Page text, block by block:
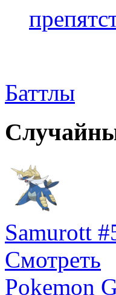
Баттлы
Samurott
Смотреть
Pokemon